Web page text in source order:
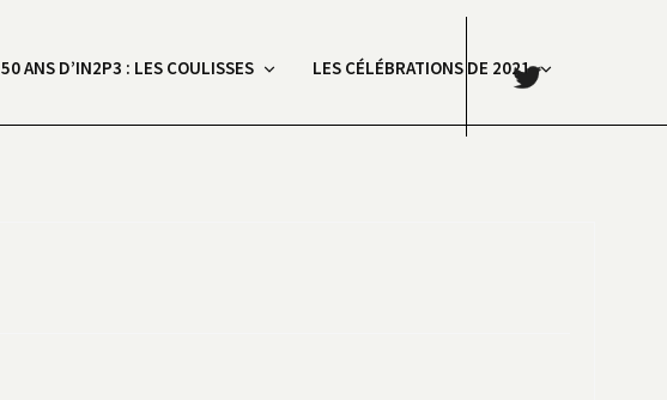
50 ANS D’IN2P3 : LES COULISSES LES CÉLÉBRATIONS DE 2021
.